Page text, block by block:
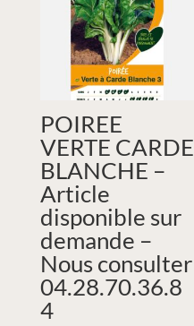
POIREE
VERTE CARDE
BLANCHE –
Article
disponible sur
demande –
Nous consulter
04.28.70.36.8
4